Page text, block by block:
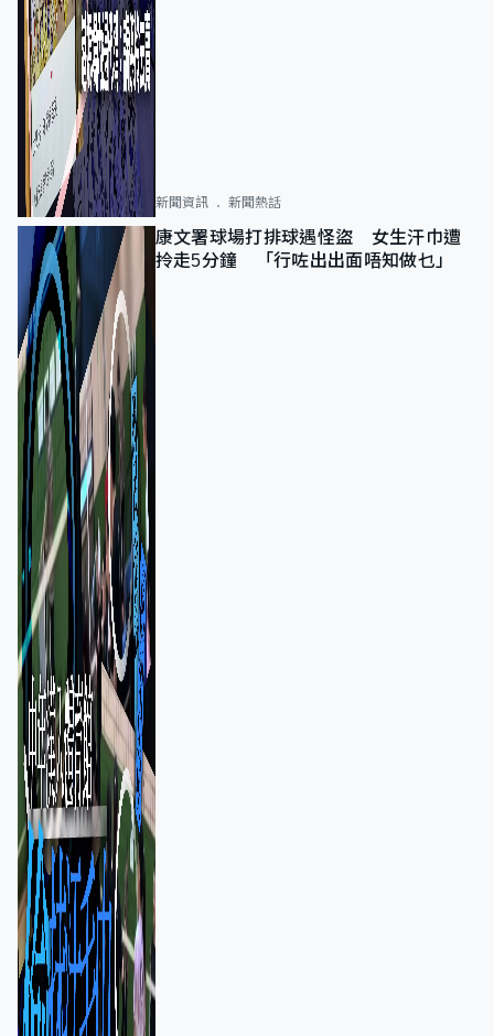
新聞資訊 新聞熱話
康文署球場打排球遇怪盜 女生汗巾遭
拎走5分鐘 「行咗出出面唔知做乜」